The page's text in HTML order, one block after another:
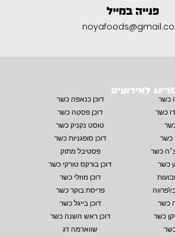
פנייה במייל
לאירועים
כשר
דוכן כנאפה כשר
כשר
דוכן פסטה כשר
טוסט נקניק כשר
כשר
דוכן סופגניות כשר
כשר
פסטיבל מתוק
כשר
דוכן בורקס טורקי כשר
דוכן מוזלי כשר
פריסת בוקר כשר
כשר
דוכן בייגל כשר
כשר
דוכן ראש השנה כשר
שווארמה דג